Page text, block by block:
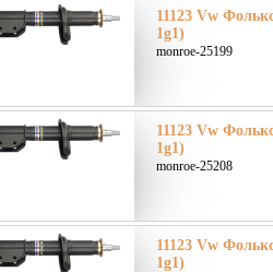
11123 Vw
1g1)
monroe-25199
11123 Vw
1g1)
monroe-25208
11123 Vw
1g1)